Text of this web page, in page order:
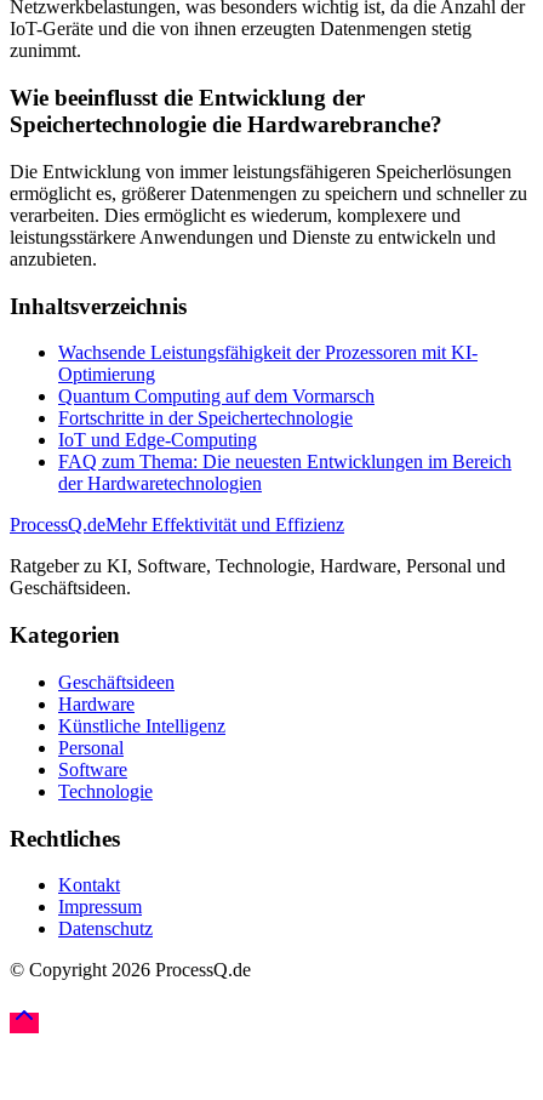
Netzwerkbelastungen, was besonders wichtig ist, da die Anzahl der
IoT-Geräte und die von ihnen erzeugten Datenmengen stetig
zunimmt.
Wie beeinflusst die Entwicklung der
Speichertechnologie die Hardwarebranche?
Die Entwicklung von immer leistungsfähigeren Speicherlösungen
ermöglicht es, größerer Datenmengen zu speichern und schneller zu
verarbeiten. Dies ermöglicht es wiederum, komplexere und
leistungsstärkere Anwendungen und Dienste zu entwickeln und
anzubieten.
Inhaltsverzeichnis
Wachsende Leistungsfähigkeit der Prozessoren mit KI-
Optimierung
Quantum Computing auf dem Vormarsch
Fortschritte in der Speichertechnologie
IoT und Edge-Computing
FAQ zum Thema: Die neuesten Entwicklungen im Bereich
der Hardwaretechnologien
ProcessQ.deMehr Effektivität und Effizienz
Ratgeber zu KI, Software, Technologie, Hardware, Personal und
Geschäftsideen.
Kategorien
Geschäftsideen
Hardware
Künstliche Intelligenz
Personal
Software
Technologie
Rechtliches
Kontakt
Impressum
Datenschutz
© Copyright 2026 ProcessQ.de